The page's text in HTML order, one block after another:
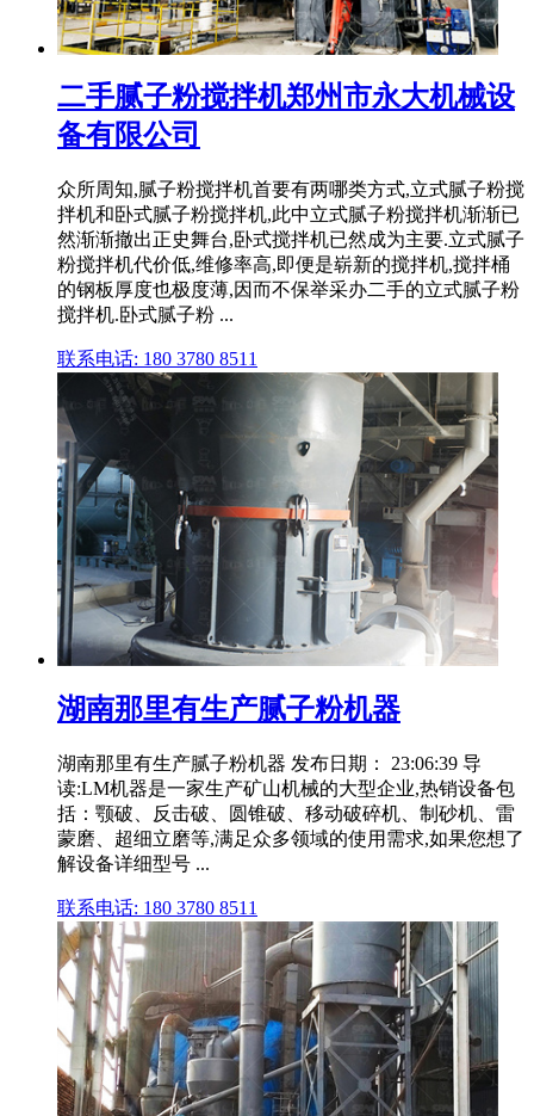
二手腻子粉搅拌机郑州市永大机械设
备有限公司
众所周知,腻子粉搅拌机首要有两哪类方式,立式腻子粉搅
拌机和卧式腻子粉搅拌机,此中立式腻子粉搅拌机渐渐已
然渐渐撤出正史舞台,卧式搅拌机已然成为主要.立式腻子
粉搅拌机代价低,维修率高,即便是崭新的搅拌机,搅拌桶
的钢板厚度也极度薄,因而不保举采办二手的立式腻子粉
搅拌机.卧式腻子粉 ...
联系电话: 180 3780 8511
湖南那里有生产腻子粉机器
湖南那里有生产腻子粉机器 发布日期： 23:06:39 导
读:LM机器是一家生产矿山机械的大型企业,热销设备包
括：颚破、反击破、圆锥破、移动破碎机、制砂机、雷
蒙磨、超细立磨等,满足众多领域的使用需求,如果您想了
解设备详细型号 ...
联系电话: 180 3780 8511